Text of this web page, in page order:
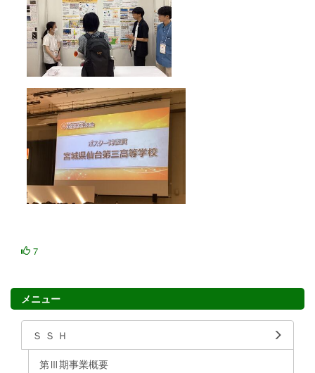
7
メニュー
Ｓ Ｓ Ｈ
第Ⅲ期事業概要